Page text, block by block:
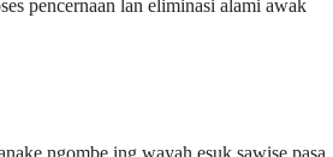
pencernaan lan eliminasi alami awak